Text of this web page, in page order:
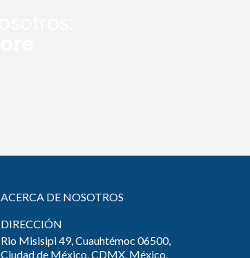
ACERCA DE NOSOTROS
DIRECCIÓN
Rio Misisipi 49, Cuauhtémoc 06500,
Ciudad de México, CDMX, México.